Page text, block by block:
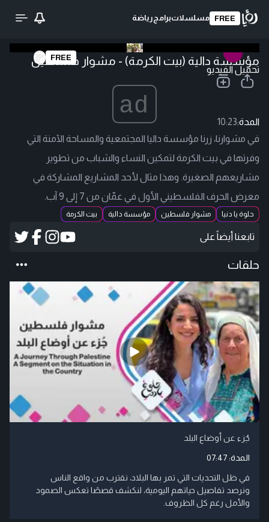
FREE مسلسلاتبرامج رياضة
تحميل الفيديو
FREE
مؤسسة دالية (بيت الكرمة) - مشوار فلسطين
ad
المدة:10:23
في مشوارنا، زرنا مؤسسة داليا المجتمعية والمساحة الآمنة التي
وفرتها في بيت الكرمة لتمكين النساء والشباب من تطوير
مشاريعهم الصغيرة. وهذا مثال لأحد المشاريع المشاركة في
معرض الحرف الفلسطيني الأول في عمّان من 7 إلى 9 آب.
حلوة يا دنيا مشوار فلسطين مؤسسة دالية بيت الكرمة
تابعنا أيضاً على
حلقات
جُزء عن أوضاع البلد
المدة:07:47
في ظل التحديات التي تمر بها البلاد، نقترب من واقع الناس
ونرصد تفاصيل حياتهم اليومية، لنكشف قصصًا تعكس الصمود
والأمل رغم كل الظروف.